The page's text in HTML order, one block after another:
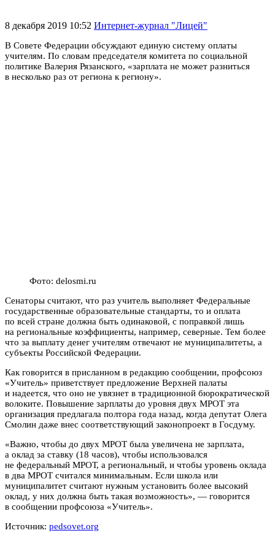
8 декабря 2019 10:52 Интернет-журнал "Лицей"
В Совете Федерации обсуждают единую систему оплаты
учителям. По словам председателя комитета по социальной
политике Валерия Рязанского, «зарплата не может разниться
в несколько раз от региона к региону».
Фото: delosmi.ru
Сенаторы считают, что раз учитель выполняет Федеральные
государственные образовательные стандарты, то и оплата
по всей стране должна быть одинаковой, с поправкой лишь
на региональные коэффициенты, например, северные. Тем более
что за выплату денег учителям отвечают не муниципалитеты, а
субъекты Российской Федерации.
Как говорится в присланном в редакцию сообщении, профсоюз
«Учитель» приветствует предложение Верхней палаты
и надеется, что оно не увязнет в традиционной бюрократической
волоките. Повышение зарплаты до уровня двух МРОТ эта
организация предлагала полтора года назад, когда депутат Олега
Смолин даже внес соответствующий законопроект в Госдуму.
«Важно, чтобы до двух МРОТ была увеличена не зарплата,
а оклад за ставку (18 часов), чтобы использовался
не федеральный МРОТ, а региональный, и чтобы уровень оклада
в два МРОТ считался минимальным. Если школа или
муниципалитет считают нужным установить более высокий
оклад, у них должна быть такая возможность», — говорится
в сообщении профсоюза «Учитель».
Источник: pedsovet.org